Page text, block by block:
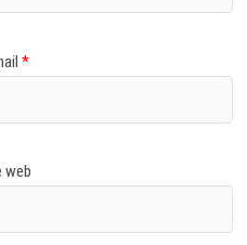
*
web